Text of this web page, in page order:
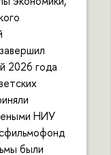
2026 года
НИУ
были